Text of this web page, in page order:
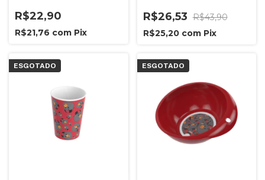
Licenciado
R$22,90
R$21,76 com Pix
R$26,53 R$43,90
R$25,20 com Pix
ESGOTADO ESGOTADO